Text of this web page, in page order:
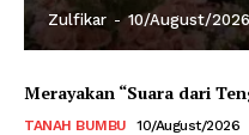
Zulfikar - 10/August/2026
Merayakan “Suara dari
TANAH BUMBU 10/August/2026